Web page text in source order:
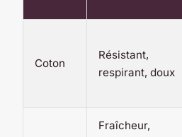
Coton
Résistant,
respirant, doux
Fraîcheur,